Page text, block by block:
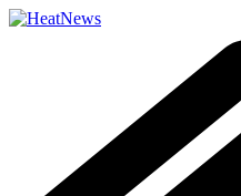
Přeskočit